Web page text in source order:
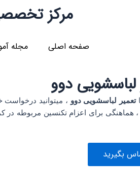
مرکز
صفحه اصلی مجله
دوو
تعمیر لباسشویی دوو ، میتوانید درخواست
، هماهنگی برای اعزام تکنسین مربوطه در
بگیرید